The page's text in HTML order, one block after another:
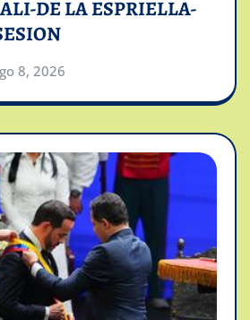
DE LA ESPRIELLA-
8, 2026